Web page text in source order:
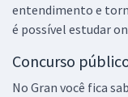
entendimento e
é possível estudar
Concurso
No Gran você fica